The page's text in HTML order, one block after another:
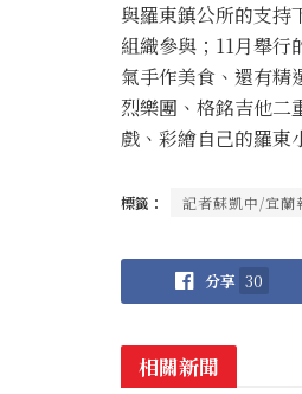
與羅東鎮公所的支持
組織參與；11月舉
氣手作美食、還有精
烈樂團、格銘吉他二
戲、彩繪自己的羅東
標籤： 記者蘇凱中/宜蘭
分享 30
相關新聞